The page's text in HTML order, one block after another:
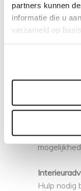
partners kunnen
informatie die u
verzameld op
kunt u de
bank of
Deze
showroom,
vertellen u
Hulp nodig